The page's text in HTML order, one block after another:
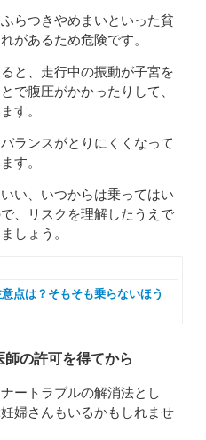
らつきやめまいといった貧
があるため危険です。
と、走行中の振動が子宮を
で腹圧がかかったりして、
す。
ランスがとりにくくなって
す。
い、いつからは乗ってはい
、リスクを理解したうえで
しょう。
点は？そもそも乗らないほう
の許可を得てから
ートラブルの解消法とし
婦さんもいるかもしれませ